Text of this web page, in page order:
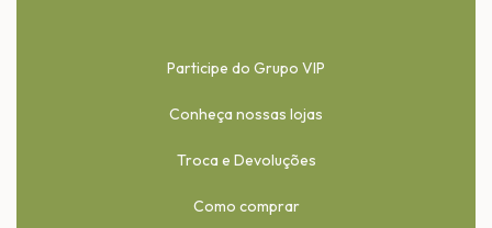
Participe do Grupo VIP
Conheça nossas lojas
Troca e Devoluções
Como comprar